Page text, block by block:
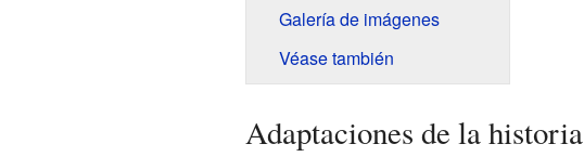
Galería de imágenes
Véase también
Adaptaciones de la historia